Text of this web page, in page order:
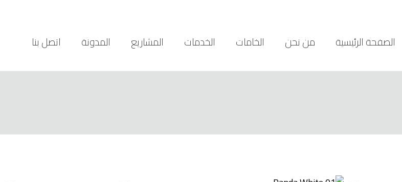
الصفحة الرئيسية من نحن الخامات الخدمات المشاريع المدونة اتصل بنا